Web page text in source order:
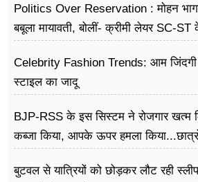
Politics Over Reservation : मोहन
बबूला मायावती, बोलीं- क्रीमी लेयर SC-
Celebrity Fashion Trends: आम जिंदगी
स्टाइल का जादू
BJP-RSS के इस सिस्टम ने रोजगार खत्म
कब्जा किया, आपके ऊपर हमला
बुटवल से यात्रियों को छोड़कर लौट रही